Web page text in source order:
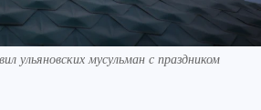
ульяновских мусульман с праздником